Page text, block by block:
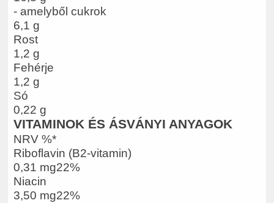
- amelyből cukrok
6,1 g
Rost
1,2 g
Fehérje
1,2 g
Só
0,22 g
VITAMINOK ÉS ÁSVÁNYI ANYAGOK
NRV %*
Riboflavin (B2-vitamin)
0,31 mg22%
Niacin
3,50 mg22%